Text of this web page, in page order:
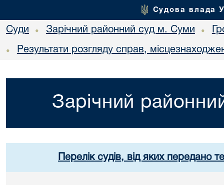
Судова влада
Суди • Зарічний районний суд м. Суми •
• Результати розгляду справ,
Зарічний
Перелік судів, від яких передано